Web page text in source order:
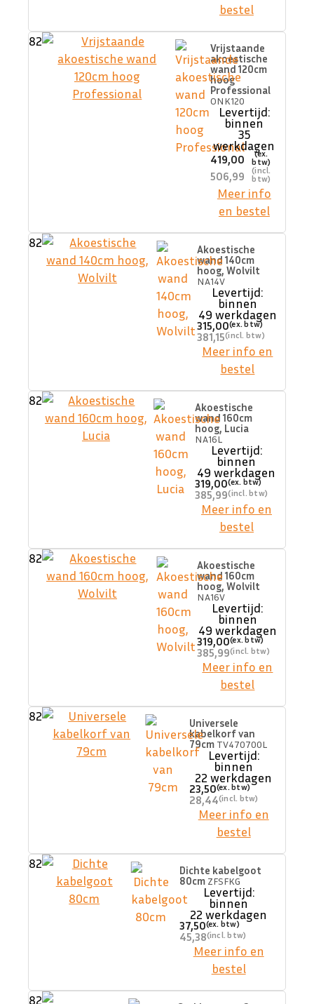
bestel
82
Vrijstaande
akoestische
wand 120cm
hoog
Professional
ONK120
Levertijd:
binnen
35
werkdagen
419,00
506,99
Meer info
en bestel
82
Akoestische
wand 140cm
hoog, Wolvilt
NA14V
Levertijd:
binnen
49 werkdagen
315,00
381,15
Meer info en
bestel
82
Akoestische
wand 160cm
hoog, Lucia
NA16L
Levertijd:
binnen
49 werkdagen
319,00
385,99
Meer info en
bestel
82
Akoestische
wand 160cm
hoog, Wolvilt
NA16V
Levertijd:
binnen
49 werkdagen
319,00
385,99
Meer info en
bestel
82
Universele
kabelkorf van
79cm TV470700L
Levertijd:
binnen
22 werkdagen
23,50
28,44
Meer info en
bestel
82
Dichte kabelgoot
80cm ZFSFKG
Levertijd:
binnen
22 werkdagen
37,50
45,38
Meer info en
bestel
82